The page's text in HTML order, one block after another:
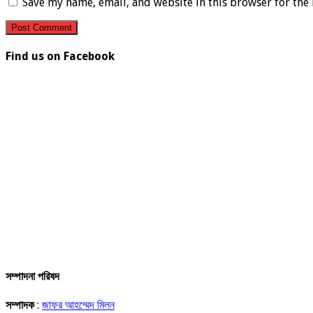
Find us on Facebook
সম্পাদনা পরিষদ
সম্পাদক: জাফর আহম্মেদ মিলন